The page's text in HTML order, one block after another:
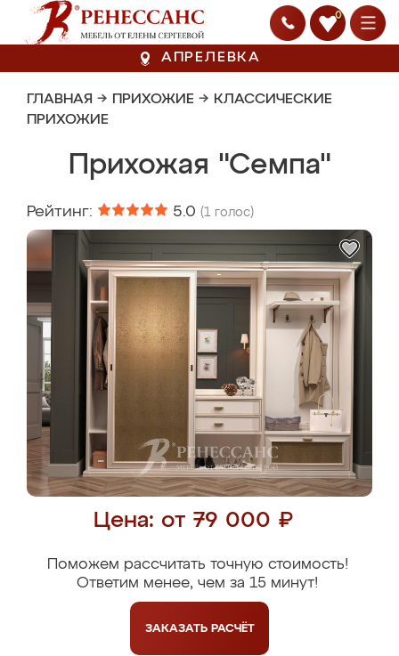
0
АПРЕЛЕВКА
ГЛАВНАЯ → ПРИХОЖИЕ → КЛАССИЧЕСКИЕ
ПРИХОЖИЕ
Прихожая "Семпа"
Рейтинг: 5.0 (1 голос)
Цена: от 79 000 ₽
Поможем рассчитать точную стоимость!
Ответим менее, чем за 15 минут!
ЗАКАЗАТЬ РАСЧЁТ